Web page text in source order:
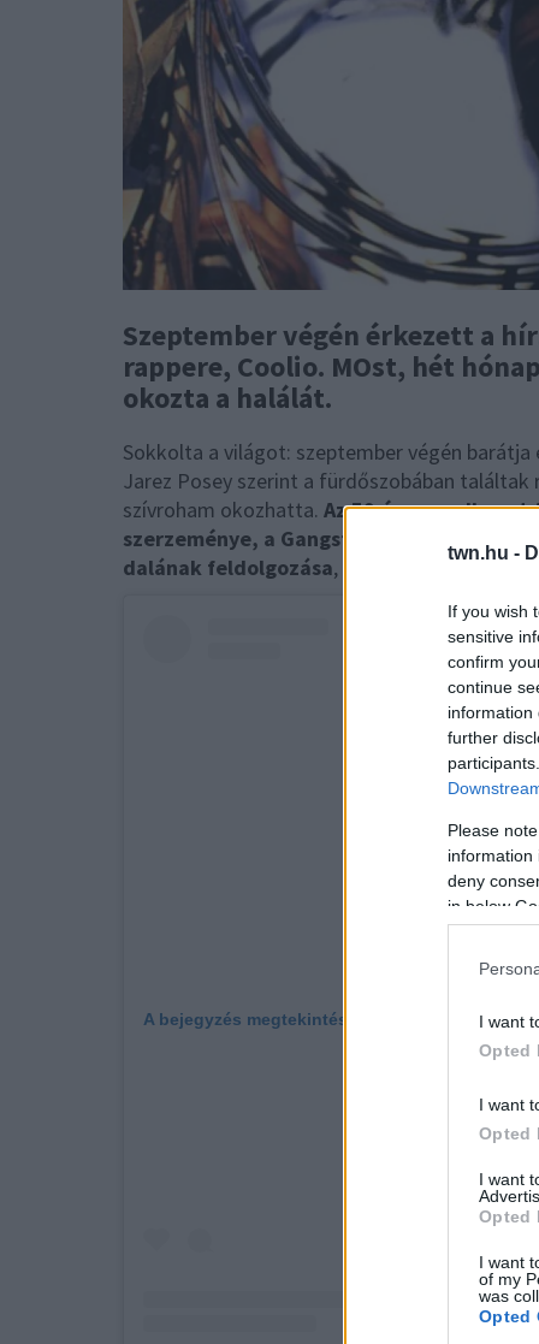
twn.hu -
If you wish
sensitive
confirm
continue
information
further
Please
information
deny
in below
I want
Opted
I want
Opted
I want
Opted
I want
of my
was
Opted
Szeptember végén érkezett a
rappere, Coolio. MOst, hét
okozta a halálát.
Sokkolta a világot: szeptember végén
Jarez Posey szerint a fürdőszobában
szívroham okozhatta. Az 59 évesen elhunyt
szerzeménye, a Gangsta's Paradise,
dalának feldolgozása, amely a Veszélyes
A bejegyzés megtekintése az Instagramon